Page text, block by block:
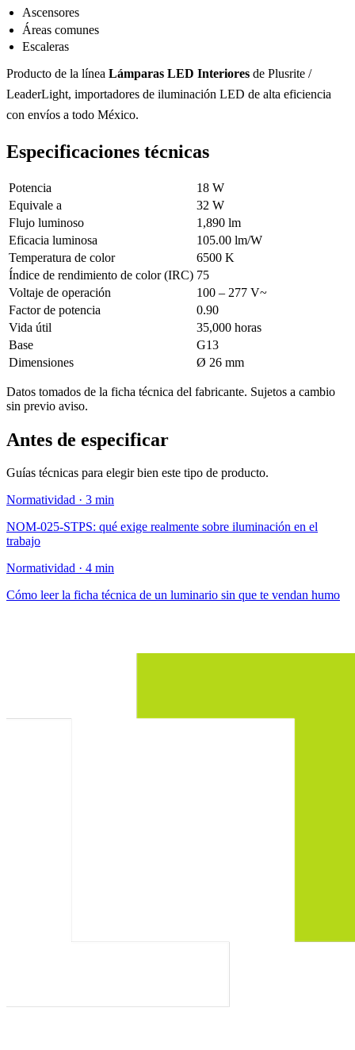
Ascensores
Áreas comunes
Escaleras
Producto de la línea Lámparas LED Interiores de Plusrite /
LeaderLight, importadores de iluminación LED de alta eficiencia
con envíos a todo México.
Especificaciones técnicas
Potencia
18 W
Equivale a
32 W
Flujo luminoso
1,890 lm
Eficacia luminosa
105.00 lm/W
Temperatura de color
6500 K
Índice de rendimiento de color (IRC) 75
Voltaje de operación
100 – 277 V~
Factor de potencia
0.90
Vida útil
35,000 horas
Base
G13
Dimensiones
Ø 26 mm
Datos tomados de la ficha técnica del fabricante. Sujetos a cambio
sin previo aviso.
Antes de especificar
Guías técnicas para elegir bien este tipo de producto.
Normatividad · 3 min
NOM-025-STPS: qué exige realmente sobre iluminación en el
trabajo
Normatividad · 4 min
Cómo leer la ficha técnica de un luminario sin que te vendan humo